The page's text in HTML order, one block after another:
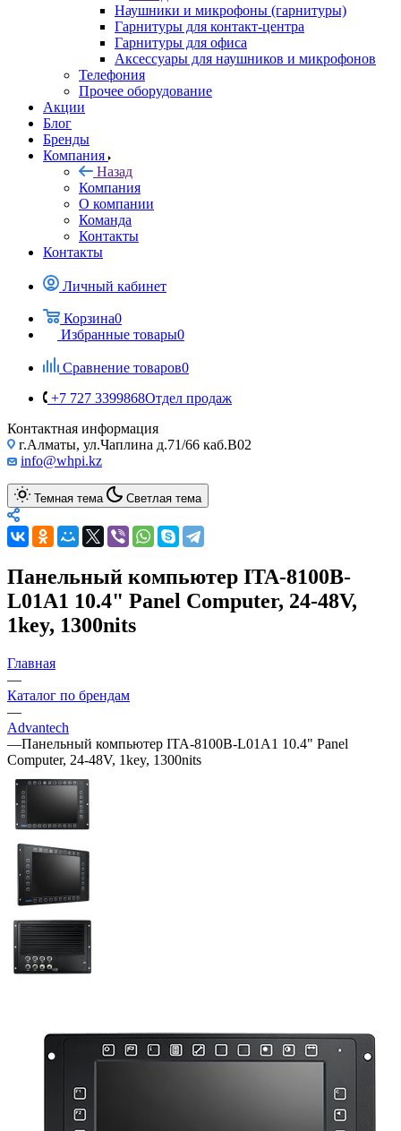
Наушники и микрофоны (гарнитуры)
Гарнитуры для контакт-центра
Гарнитуры для офиса
Аксессуары для наушников и микрофонов
Телефония
Прочее оборудование
Акции
Блог
Бренды
Компания
Назад
Компания
О компании
Команда
Контакты
Контакты
Личный кабинет
Корзина0
Избранные товары0
Сравнение товаров0
+7 727 3399868Отдел продаж
Контактная информация
г.Алматы, ул.Чаплина д.71/66 каб.B02
info@whpi.kz
Темная тема Светлая тема
Панельный компьютер ITA-8100B-
L01A1 10.4" Panel Computer, 24-48V,
1key, 1300nits
Главная
—
Каталог по брендам
—
Advantech
—Панельный компьютер ITA-8100B-L01A1 10.4" Panel
Computer, 24-48V, 1key, 1300nits